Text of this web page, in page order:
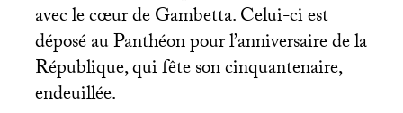
avec le cœur de Gambetta. Celui-ci est
déposé au Panthéon pour l’anniversaire de la
République, qui fête son cinquantenaire,
endeuillée.